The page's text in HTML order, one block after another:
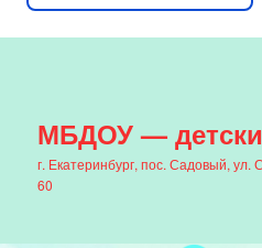
МБДОУ —
г. Екатеринбург, пос. Садовый, ул.
60